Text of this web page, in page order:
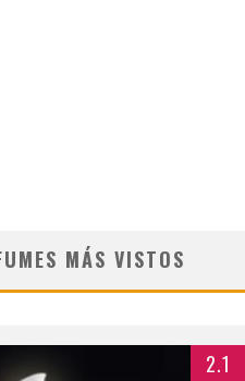
MÁS VISTOS
2.1